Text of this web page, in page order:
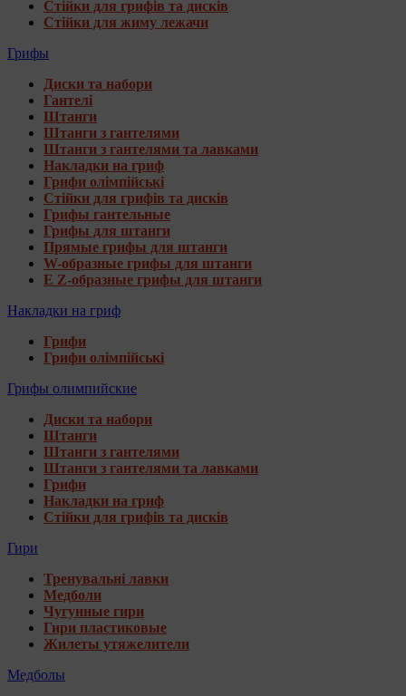
Стійки для грифів та дисків
Стійки для жиму лежачи
Грифы
Диски та набори
Гантелі
Штанги
Штанги з гантелями
Штанги з гантелями та лавками
Накладки на гриф
Грифи олімпійські
Стійки для грифів та дисків
Грифы гантельные
Грифы для штанги
Прямые грифы для штанги
W-образные грифы для штанги
E Z-образные грифы для штанги
Накладки на гриф
Грифи
Грифи олімпійські
Грифы олимпийские
Диски та набори
Штанги
Штанги з гантелями
Штанги з гантелями та лавками
Грифи
Накладки на гриф
Стійки для грифів та дисків
Гири
Тренувальні лавки
Медболи
Чугунные гири
Гири пластиковые
Жилеты утяжелители
Медболы